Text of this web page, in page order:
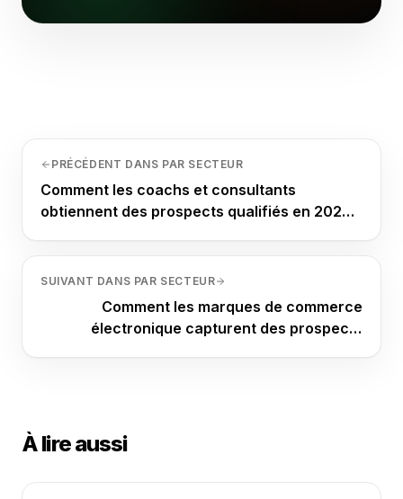
PRÉCÉDENT DANS PAR SECTEUR
Comment les coachs et consultants
obtiennent des prospects qualifiés en 2026
SUIVANT DANS PAR SECTEUR
Comment les marques de commerce
électronique capturent des prospects
À lire aussi